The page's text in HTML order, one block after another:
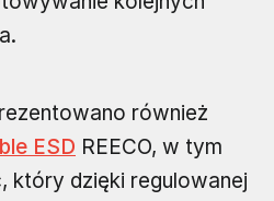
również
ESD REECO, w tym
który dzięki regulowanej